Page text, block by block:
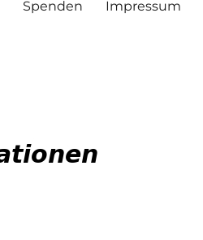
Spenden Impressum